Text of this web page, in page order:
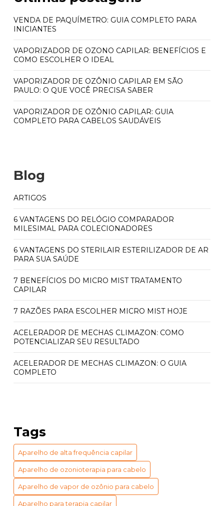
VENDA DE PAQUÍMETRO: GUIA COMPLETO PARA
INICIANTES
VAPORIZADOR DE OZONO CAPILAR: BENEFÍCIOS E
COMO ESCOLHER O IDEAL
VAPORIZADOR DE OZÔNIO CAPILAR EM SÃO
PAULO: O QUE VOCÊ PRECISA SABER
VAPORIZADOR DE OZÔNIO CAPILAR: GUIA
COMPLETO PARA CABELOS SAUDÁVEIS
Blog
ARTIGOS
6 VANTAGENS DO RELÓGIO COMPARADOR
MILESIMAL PARA COLECIONADORES
6 VANTAGENS DO STERILAIR ESTERILIZADOR DE AR
PARA SUA SAÚDE
7 BENEFÍCIOS DO MICRO MIST TRATAMENTO
CAPILAR
7 RAZÕES PARA ESCOLHER MICRO MIST HOJE
ACELERADOR DE MECHAS CLIMAZON: COMO
POTENCIALIZAR SEU RESULTADO
ACELERADOR DE MECHAS CLIMAZON: O GUIA
COMPLETO
ACESSÍVEL
APARELHO DE VAPOR DE OZÔNIO PARA CABELO:
BENEFÍCIOS E USOS ESSENCIAIS
APARELHO DE VAPOR DE OZÔNIO PARA CABELO:
GUIA COMPLETO DE BENEFÍCIOS
Tags
Aparelho de alta frequência capilar
Aparelho de ozonioterapia para cabelo
Aparelho de vapor de ozônio para cabelo
Aparelho para terapia capilar